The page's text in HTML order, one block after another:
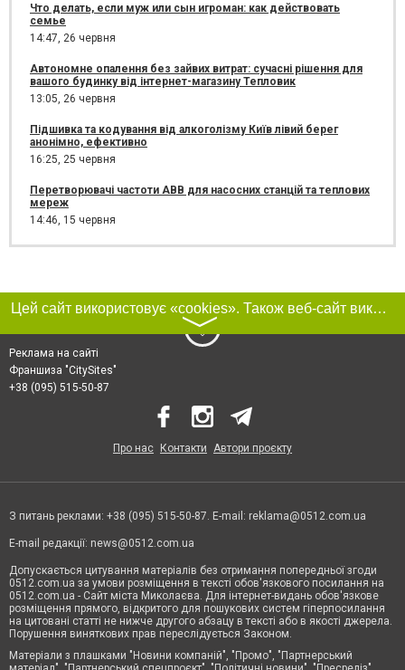
Что делать, если муж или сын игроман: как действовать
семье
14:47, 26 червня
Автономне опалення без зайвих витрат: сучасні рішення для
вашого будинку від інтернет-магазину Тепловик
13:05, 26 червня
Підшивка та кодування від алкоголізму Київ лівий берег
анонімно, ефективно
16:25, 25 червня
Перетворювачі частоти ABB для насосних станцій та теплових
мереж
14:46, 15 червня
Цей сайт використовує «cookies». Також веб-сайт використовує інтернет-сервіс для збору технічних даних стосовно відвідувачів з метою отримання маркетингової та статистичної інформації. Умови обробки даних відвідувачів сайту див.
〉
Реклама на сайті
Франшиза "CitySites"
+38 (095) 515-50-87
Про нас Контакти Автори проєкту
З питань реклами: +38 (095) 515-50-87. E-mail: reklama@0512.com.ua
E-mail редакції: news@0512.com.ua
Допускається цитування матеріалів без отримання попередньої згоди
0512.com.ua за умови розміщення в тексті обов'язкового посилання на
0512.com.ua - Сайт міста Миколаєва. Для інтернет-видань обов'язкове
розміщення прямого, відкритого для пошукових систем гіперпосилання
на цитовані статті не нижче другого абзацу в тексті або в якості джерела.
Порушення виняткових прав переслідується Законом.
Матеріали з плашками "Новини компаній", "Промо", "Партнерський